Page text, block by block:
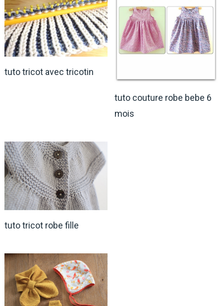
tuto tricot avec tricotin
tuto couture robe bebe 6
mois
tuto tricot robe fille